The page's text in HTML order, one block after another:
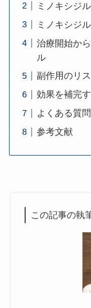
ミノキシジ
ミノキシジ
治療開始か
ル
副作用のリ
効果を補完
よくある質問
参考文献
この記事の執